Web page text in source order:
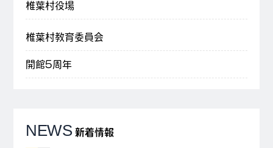
椎葉村役場
椎葉村教育委員会
開館5周年
NEWS 新着情報